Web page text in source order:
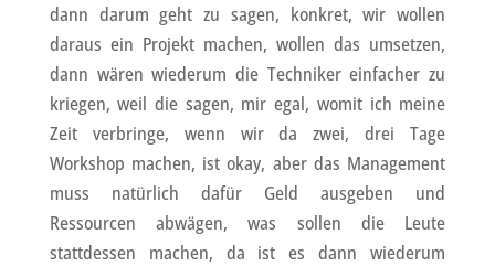
dann darum geht zu sagen, konkret, wir wollen
daraus ein Projekt machen, wollen das umsetzen,
dann wären wiederum die Techniker einfacher zu
kriegen, weil die sagen, mir egal, womit ich meine
Zeit verbringe, wenn wir da zwei, drei Tage
Workshop machen, ist okay, aber das Management
muss natürlich dafür Geld ausgeben und
Ressourcen abwägen, was sollen die Leute
stattdessen machen, da ist es dann wiederum